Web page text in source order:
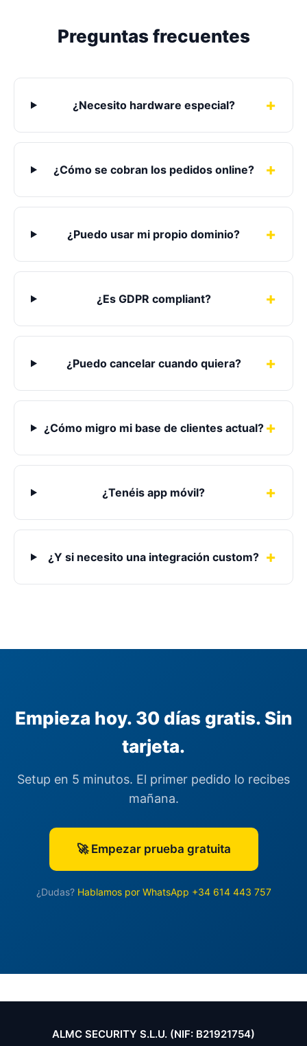
Preguntas frecuentes
¿Necesito hardware especial?
¿Cómo se cobran los pedidos online?
¿Puedo usar mi propio dominio?
¿Es GDPR compliant?
¿Puedo cancelar cuando quiera?
¿Cómo migro mi base de clientes actual?
¿Tenéis app móvil?
¿Y si necesito una integración custom?
Empieza hoy. 30 días gratis. Sin
tarjeta.
Setup en 5 minutos. El primer pedido lo recibes
mañana.
🚀 Empezar prueba gratuita
¿Dudas? Hablamos por WhatsApp +34 614 443 757
ALMC SECURITY S.L.U. (NIF: B21921754)